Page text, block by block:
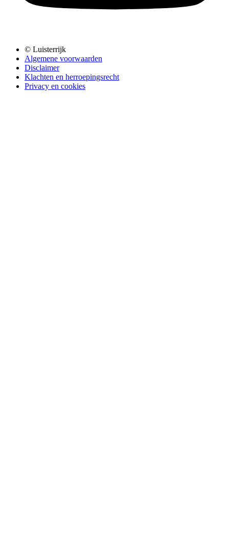
© Luisterrijk
Algemene voorwaarden
Disclaimer
Klachten en herroepingsrecht
Privacy en cookies